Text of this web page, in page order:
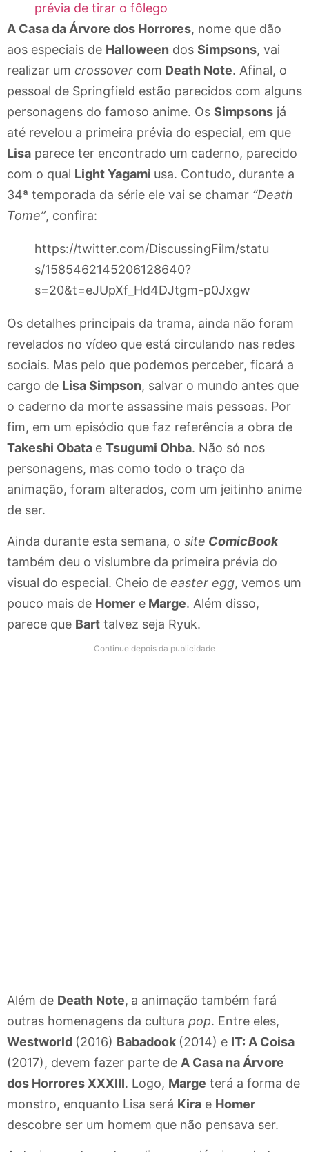
prévia de tirar o fôlego
A Casa da Árvore dos Horrores, nome que dão
aos especiais de Halloween dos Simpsons, vai
realizar um crossover com Death Note. Afinal, o
pessoal de Springfield estão parecidos com alguns
personagens do famoso anime. Os Simpsons já
até revelou a primeira prévia do especial, em que
Lisa parece ter encontrado um caderno, parecido
com o qual Light Yagami usa. Contudo, durante a
34ª temporada da série ele vai se chamar “Death
Tome”, confira:
https://twitter.com/DiscussingFilm/statu
s/1585462145206128640?
s=20&t=eJUpXf_Hd4DJtgm-p0Jxgw
Os detalhes principais da trama, ainda não foram
revelados no vídeo que está circulando nas redes
sociais. Mas pelo que podemos perceber, ficará a
cargo de Lisa Simpson, salvar o mundo antes que
o caderno da morte assassine mais pessoas. Por
fim, em um episódio que faz referência a obra de
Takeshi Obata e Tsugumi Ohba. Não só nos
personagens, mas como todo o traço da
animação, foram alterados, com um jeitinho anime
de ser.
Ainda durante esta semana, o site ComicBook
também deu o vislumbre da primeira prévia do
visual do especial. Cheio de easter egg, vemos um
pouco mais de Homer e Marge. Além disso,
parece que Bart talvez seja Ryuk.
Continue depois da publicidade
Além de Death Note, a animação também fará
outras homenagens da cultura pop. Entre eles,
Westworld (2016) Babadook (2014) e IT: A Coisa
(2017), devem fazer parte de A Casa na Árvore
dos Horrores XXXIII. Logo, Marge terá a forma de
monstro, enquanto Lisa será Kira e Homer
descobre ser um homem que não pensava ser.